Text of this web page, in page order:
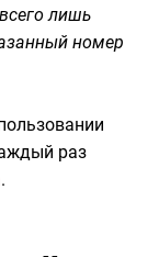
лишь
номер
раз
.